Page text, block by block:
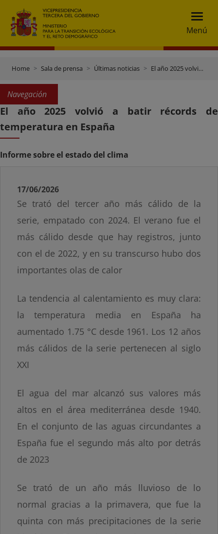
Menú
Home Sala de prensa Últimas noticias El año 2025 volvió a batir récords de temperatura en España
Navegación
El año 2025 volvió a batir récords de
temperatura en España
Informe sobre el estado del clima
17/06/2026
Se trató del tercer año más cálido de la
serie, empatado con 2024. El verano fue el
más cálido desde que hay registros, junto
con el de 2022, y en su transcurso hubo dos
importantes olas de calor
La tendencia al calentamiento es muy clara:
la temperatura media en España ha
aumentado 1.75 °C desde 1961. Los 12 años
más cálidos de la serie pertenecen al siglo
XXI
El agua del mar alcanzó sus valores más
altos en el área mediterránea desde 1940.
En el conjunto de las aguas circundantes a
España fue el segundo más alto por detrás
de 2023
Se trató de un año más lluvioso de lo
normal gracias a la primavera, que fue la
quinta con más precipitaciones de la serie